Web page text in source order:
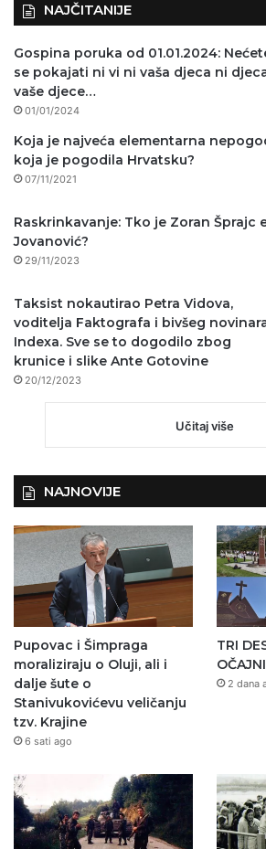
NAJČITANIJE
Gospina poruka od 01.01.2024:
se pokajati ni vi ni vaša djeca ni
vaše djece…
01/01/2024
Koja je najveća elementarna
koja je pogodila Hrvatsku?
07/11/2021
Raskrinkavanje: Tko je Zoran Šprajc
Jovanović?
29/11/2023
Taksist nokautirao Petra Vidova,
voditelja Faktografa i bivšeg
Indexa. Sve se to dogodilo zbog
krunice i slike Ante Gotovine
20/12/2023
Učitaj više
NAJNOVIJE
Pupovac i Šimpraga
moraliziraju o Oluji, ali i
dalje šute o
Stanivukovićevu veličanju
tzv. Krajine
6 sati ago
TRI
2 dana